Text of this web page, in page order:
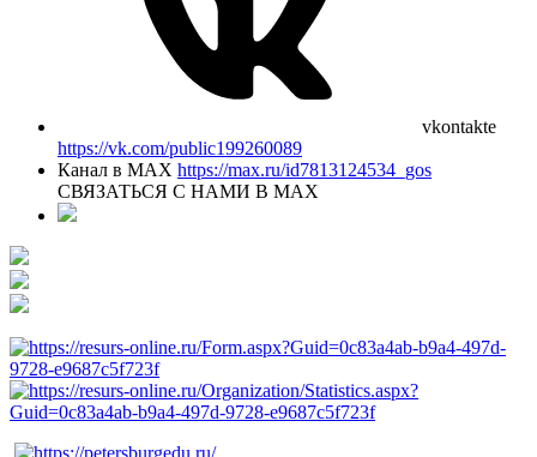
vkontakte
https://vk.com/public199260089
Канал в MAX https://max.ru/id7813124534_gos
СВЯЗАТЬСЯ С НАМИ В МАХ